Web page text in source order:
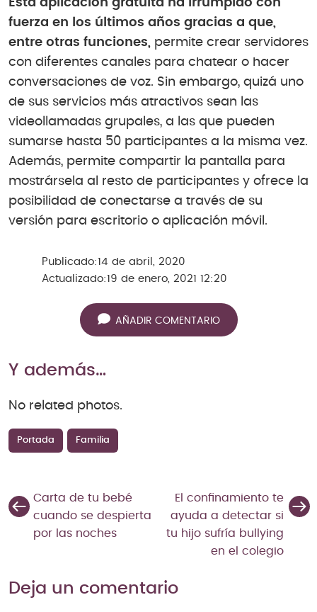
Esta aplicación gratuita ha irrumpido con
fuerza en los últimos años gracias a que,
entre otras funciones, permite crear servidores
con diferentes canales para chatear o hacer
conversaciones de voz. Sin embargo, quizá uno
de sus servicios más atractivos sean las
videollamadas grupales, a las que pueden
sumarse hasta 50 participantes a la misma vez.
Además, permite compartir la pantalla para
mostrársela al resto de participantes y ofrece la
posibilidad de conectarse a través de su
versión para escritorio o aplicación móvil.
Publicado:14 de abril, 2020
Actualizado:19 de enero, 2021 12:20
AÑADIR COMENTARIO
Y además…
No related photos.
Portada Familia
Carta de tu bebé
cuando se despierta
por las noches
El confinamiento te
ayuda a detectar si
tu hijo sufría bullying
en el colegio
Deja un comentario